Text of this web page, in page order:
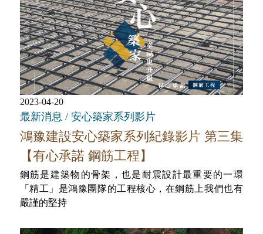
2023-04-20
最新消息 / 安心築家系列影片
鴻豫建設安心築家系列紀錄影片 第三集
【有心承諾 鋼筋工程】
鋼筋是建築物的骨架，也是耐震設計最重要的一環
「精工」是鴻豫團隊的工程核心，在鋼筋上我們也有
嚴謹的堅持